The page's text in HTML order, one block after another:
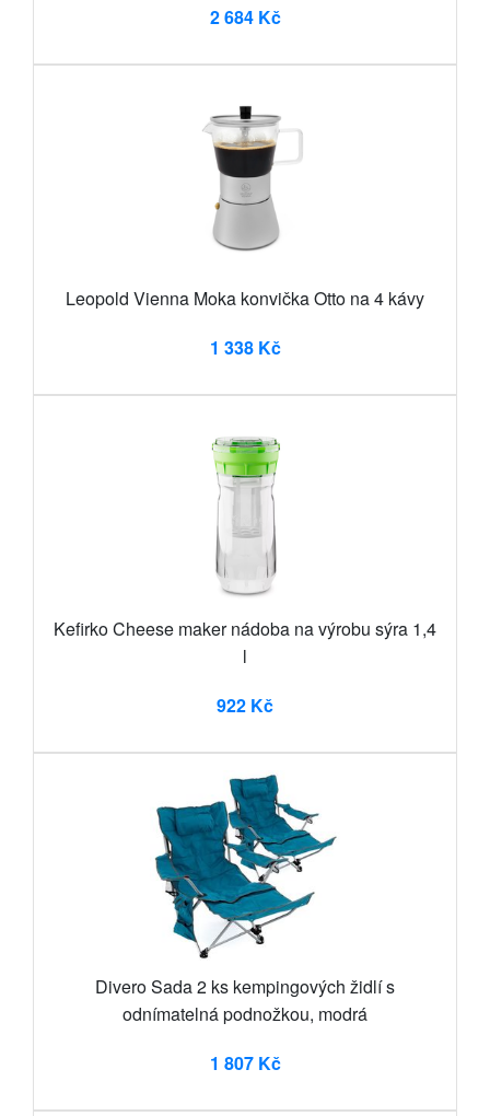
2 684 Kč
Leopold Vienna Moka konvička Otto na 4 kávy
1 338 Kč
Kefirko Cheese maker nádoba na výrobu sýra 1,4
l
922 Kč
Divero Sada 2 ks kempingových židlí s
odnímatelná podnožkou, modrá
1 807 Kč